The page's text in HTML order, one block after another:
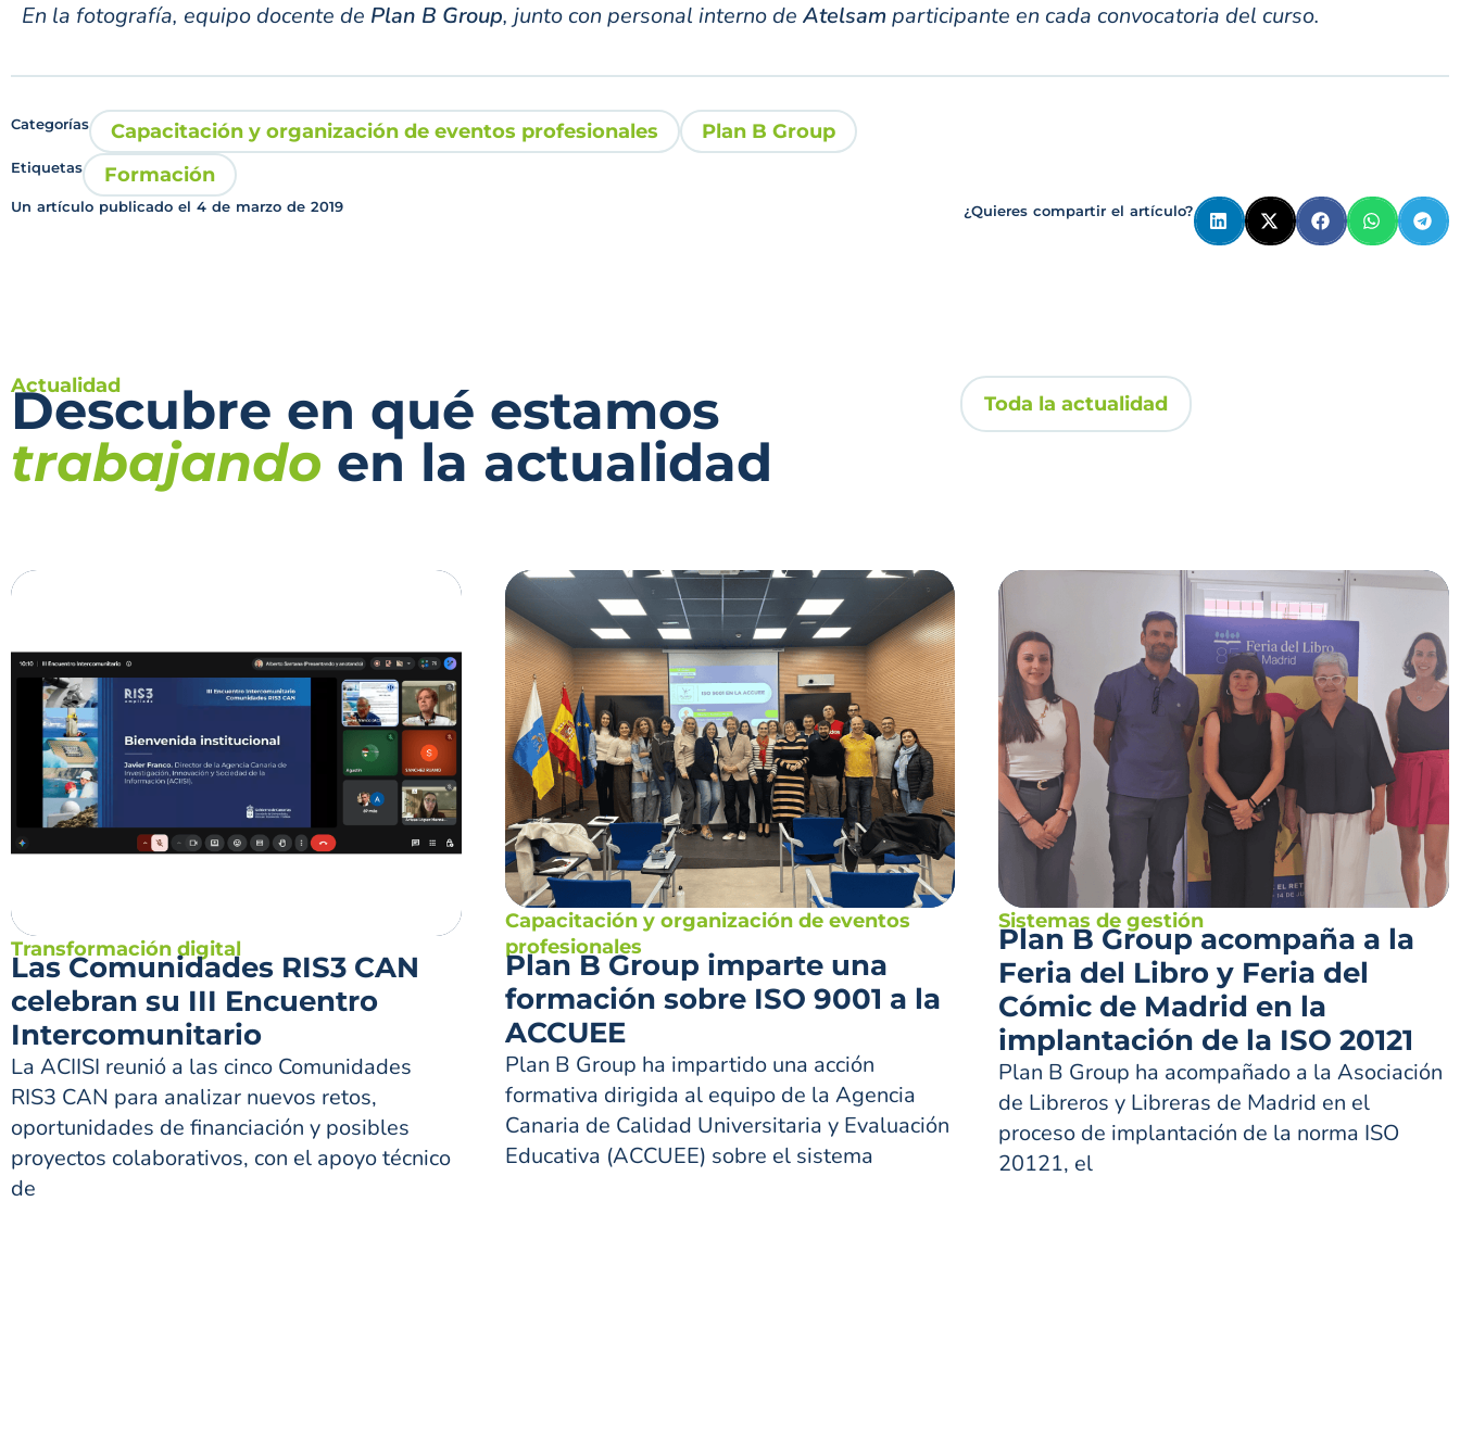
En la fotografía, equipo docente de Plan B Group, junto con personal interno de Atelsam participante en cada convocatoria del curso.
Categorías Capacitación y organización de eventos profesionales Plan B Group
Etiquetas Formación
Un artículo publicado el 4 de marzo de 2019 ¿Quieres compartir el artículo?
Actualidad
Descubre en qué estamos
trabajando en la actualidad
Toda la actualidad
Transformación digital
Las Comunidades RIS3 CAN
celebran su III Encuentro
Intercomunitario
La ACIISI reunió a las cinco Comunidades
RIS3 CAN para analizar nuevos retos,
oportunidades de financiación y posibles
proyectos colaborativos, con el apoyo técnico
de
Capacitación y organización de eventos
profesionales
Plan B Group imparte una
formación sobre ISO 9001 a la
ACCUEE
Plan B Group ha impartido una acción
formativa dirigida al equipo de la Agencia
Canaria de Calidad Universitaria y Evaluación
Educativa (ACCUEE) sobre el sistema
Sistemas de gestión
Plan B Group acompaña a la
Feria del Libro y Feria del
Cómic de Madrid en la
implantación de la ISO 20121
Plan B Group ha acompañado a la Asociación
de Libreros y Libreras de Madrid en el
proceso de implantación de la norma ISO
20121, el